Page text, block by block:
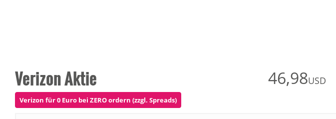
Verizon Aktie 46,98USD
Verizon für 0 Euro bei ZERO ordern (zzgl. Spreads)